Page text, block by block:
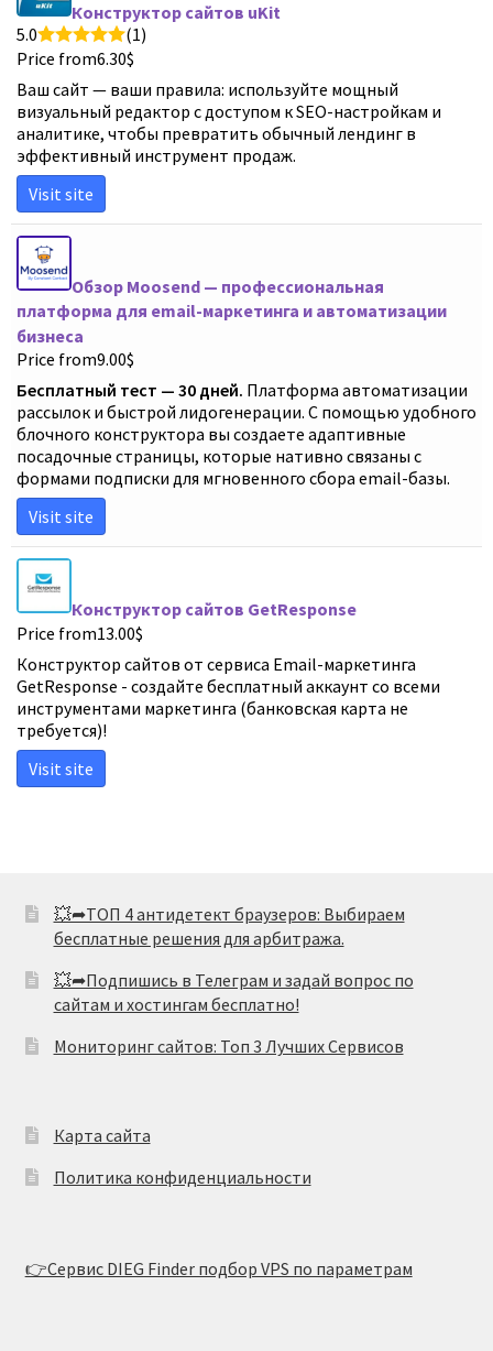
Конструктор сайтов uKit
5.0
(1)
Price from6.30$
Ваш сайт — ваши правила: используйте мощный
визуальный редактор с доступом к SEO-настройкам и
аналитике, чтобы превратить обычный лендинг в
эффективный инструмент продаж.
Visit site
Обзор Moosend — профессиональная
платформа для email-маркетинга и автоматизации
бизнеса
Price from9.00$
Бесплатный тест — 30 дней. Платформа автоматизации
рассылок и быстрой лидогенерации. С помощью удобного
блочного конструктора вы создаете адаптивные
посадочные страницы, которые нативно связаны с
формами подписки для мгновенного сбора email-базы.
Visit site
Конструктор сайтов GetResponse
Price from13.00$
Конструктор сайтов от сервиса Email-маркетинга
GetResponse - создайте бесплатный аккаунт со всеми
инструментами маркетинга (банковская карта не
требуется)!
Visit site
💥➦ТОП 4 антидетект браузеров: Выбираем
бесплатные решения для арбитража.
💥➦Подпишись в Телеграм и задай вопрос по
сайтам и хостингам бесплатно!
Мониторинг сайтов: Топ 3 Лучших Сервисов
Карта сайта
Политика конфиденциальности
👉Сервис DIEG Finder подбор VPS по параметрам